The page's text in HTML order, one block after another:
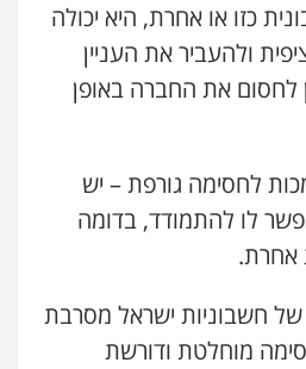
כזו או אחרת, היא יכולה
ולהעביר את העניין
לחסום את החברה באופן
לחסימה גורפת – יש
לו להתמודד, בדומה
אחרת.
חשבוניות ישראל מסרבת
מוחלטת ודורשת
– משרד עורכי דין
חמורה צווארון לבן נזיקין
ניהול משפטים
עורכי דין לענייני אסירים